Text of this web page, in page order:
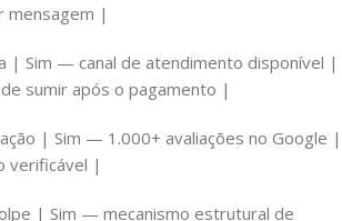
mensagem |
| Sim — canal de atendimento disponível |
sumir após o pagamento |
| Sim — 1.000+ avaliações no Google |
verificável |
| Sim — mecanismo estrutural de